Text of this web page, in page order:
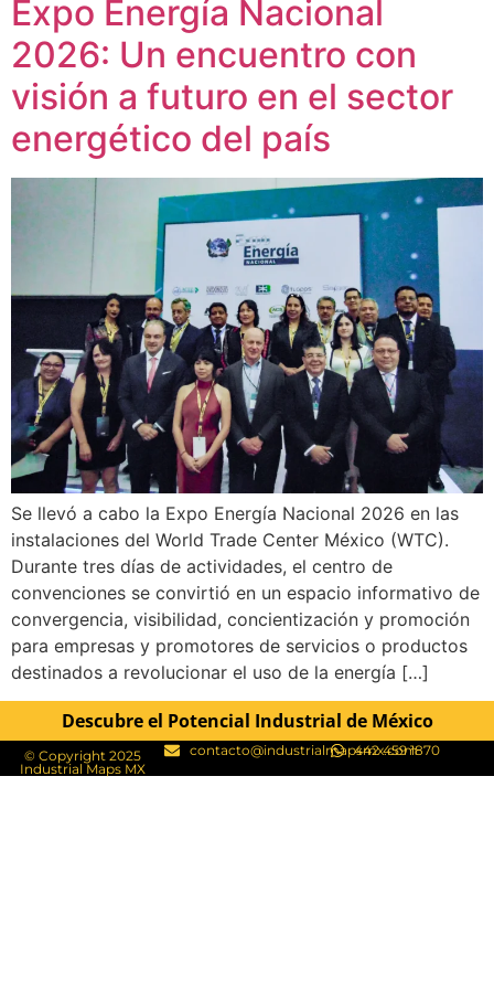
Expo Energía Nacional
2026: Un encuentro con
visión a futuro en el sector
energético del país
Se llevó a cabo la Expo Energía Nacional 2026 en las
instalaciones del World Trade Center México (WTC).
Durante tres días de actividades, el centro de
convenciones se convirtió en un espacio informativo de
convergencia, visibilidad, concientización y promoción
para empresas y promotores de servicios o productos
destinados a revolucionar el uso de la energía […]
Descubre el Potencial Industrial de México
© Copyright 2025
Industrial Maps MX​
contacto@industrialmapsmx.com
442 459 1870